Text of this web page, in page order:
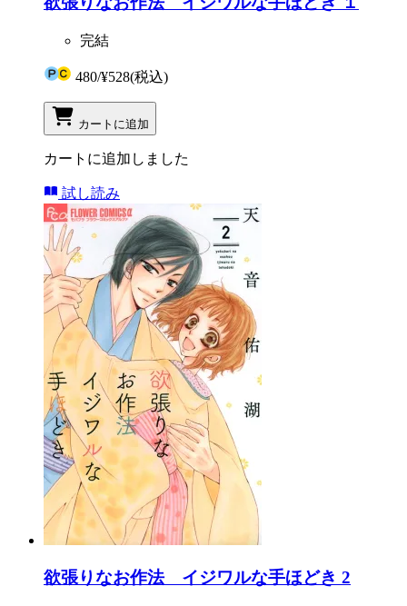
完結
480/¥528(税込)
カートに追加
カートに追加しました
試し読み
欲張りなお作法 イジワルな手ほどき 2